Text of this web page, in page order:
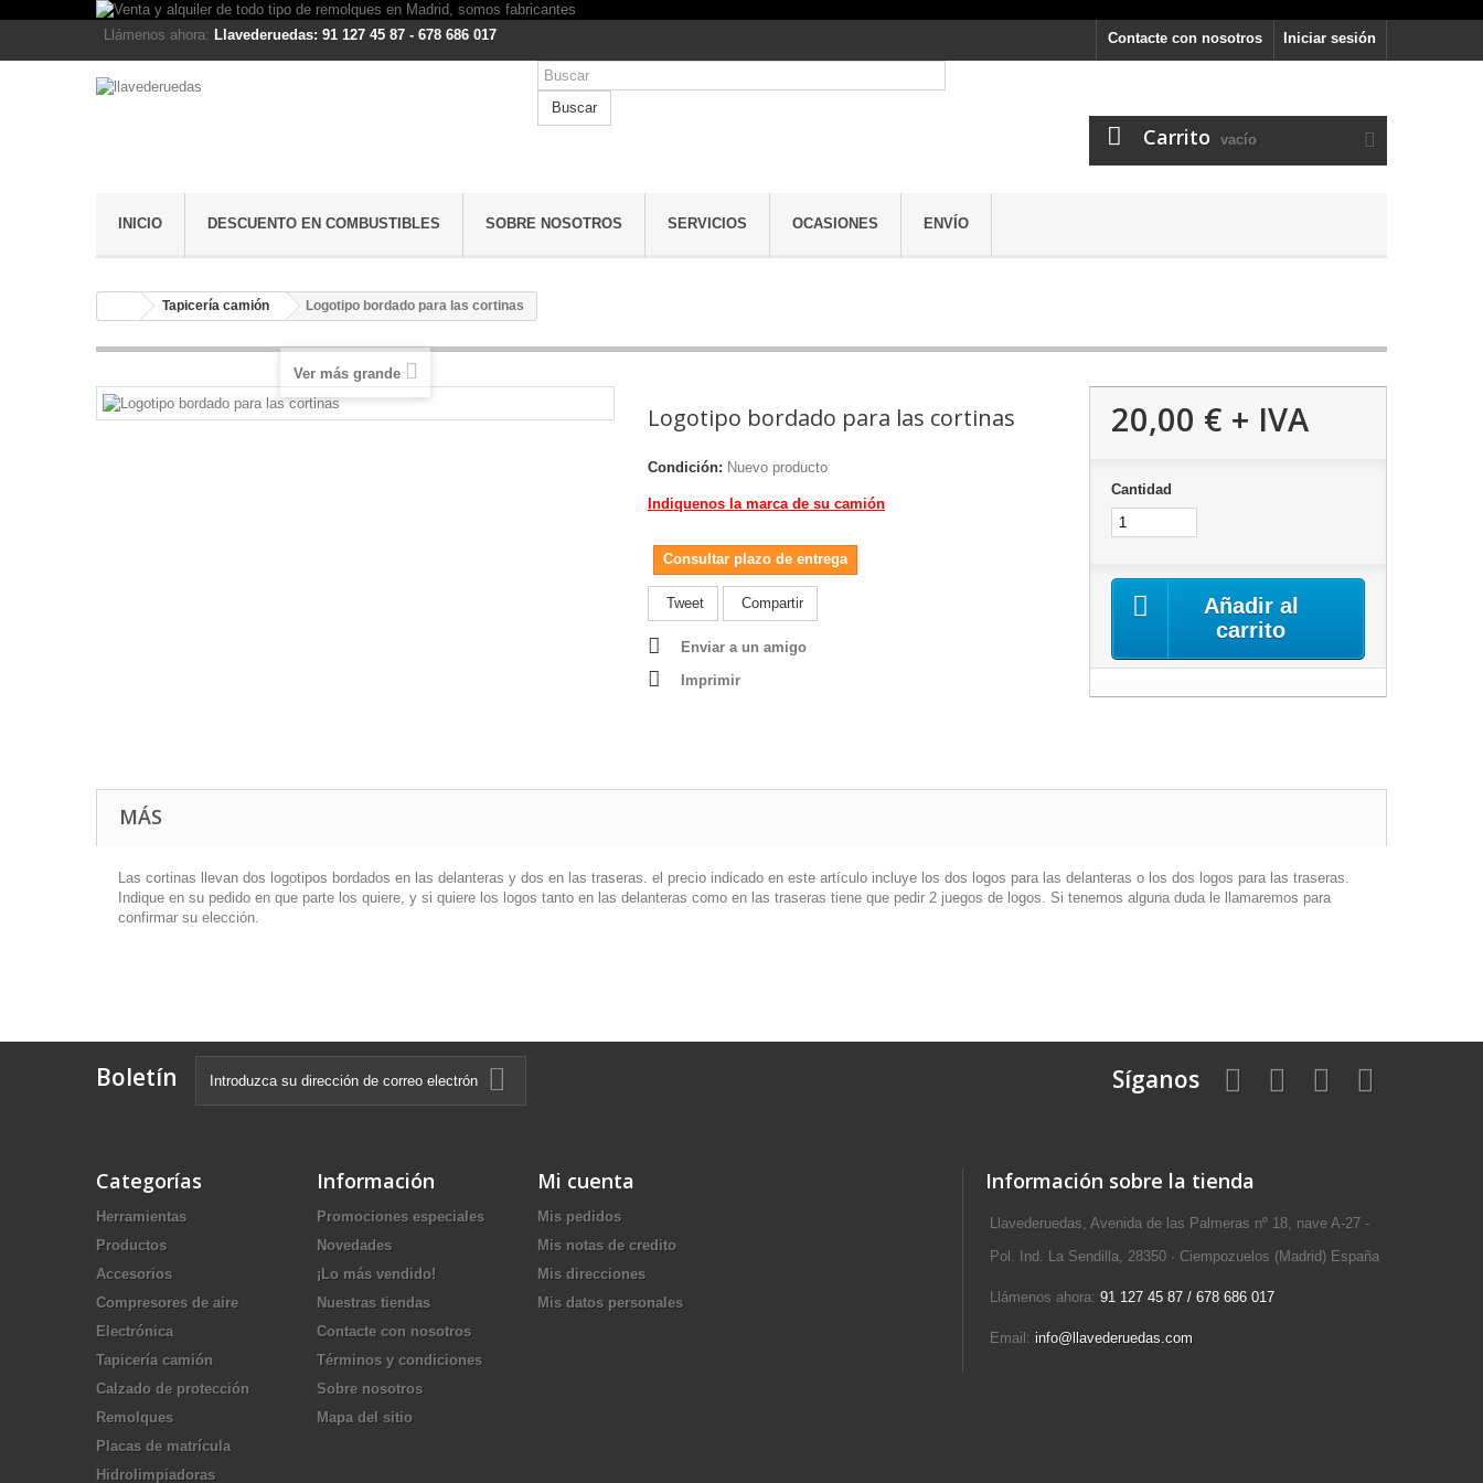
Iniciar sesión
Contacte con nosotros
Llámenos ahora: Llavederuedas: 91 127 45 87 - 678 686 017
Buscar
Carrito vacío
INICIO DESCUENTO EN COMBUSTIBLES SOBRE NOSOTROS SERVICIOS OCASIONES ENVÍO
Tapicería camión Logotipo bordado para las cortinas
Ver más grande
Logotipo bordado para las cortinas
Condición: Nuevo producto
Indiquenos la marca de su camión
Consultar plazo de entrega
Tweet Compartir
Enviar a un amigo
Imprimir
20,00 € + IVA
Cantidad
Añadir al
carrito
MÁS
Las cortinas llevan dos logotipos bordados en las delanteras y dos en las traseras. el precio indicado en este artículo incluye los dos logos para las delanteras o los dos logos para las traseras.
Indique en su pedido en que parte los quiere, y si quiere los logos tanto en las delanteras como en las traseras tiene que pedir 2 juegos de logos. Si tenemos alguna duda le llamaremos para
confirmar su elección.
Boletín Síganos
Categorías
Herramientas
Productos
Accesorios
Compresores de aire
Electrónica
Tapicería camión
Calzado de protección
Remolques
Placas de matrícula
Hidrolimpiadoras
Información
Promociones especiales
Novedades
¡Lo más vendido!
Nuestras tiendas
Contacte con nosotros
Términos y condiciones
Sobre nosotros
Mapa del sitio
Mi cuenta
Mis pedidos
Mis notas de credito
Mis direcciones
Mis datos personales
Información sobre la tienda
Llavederuedas, Avenida de las Palmeras nº 18, nave A-27 -
Pol. Ind. La Sendilla, 28350 · Ciempozuelos (Madrid) España
Llámenos ahora: 91 127 45 87 / 678 686 017
Email: info@llavederuedas.com